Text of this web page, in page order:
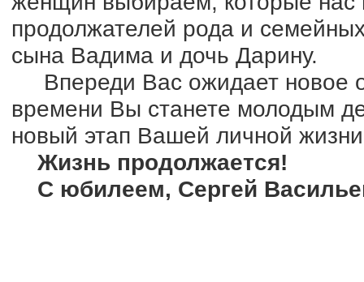
продолжателей рода и
сына Вадима и дочь Дарину.
Впереди Вас ожидает новое
времени Вы станете молодым
новый этап Вашей личной
Жизнь продолжается!
С юбилеем, Сергей